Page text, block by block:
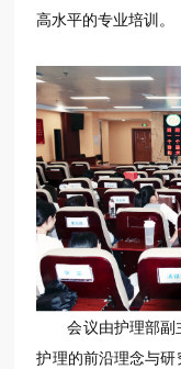
高水平的专业培训。
会议由护理部副
护理的前沿理念与